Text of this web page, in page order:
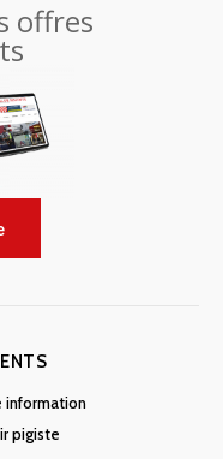
offres
information
pigiste